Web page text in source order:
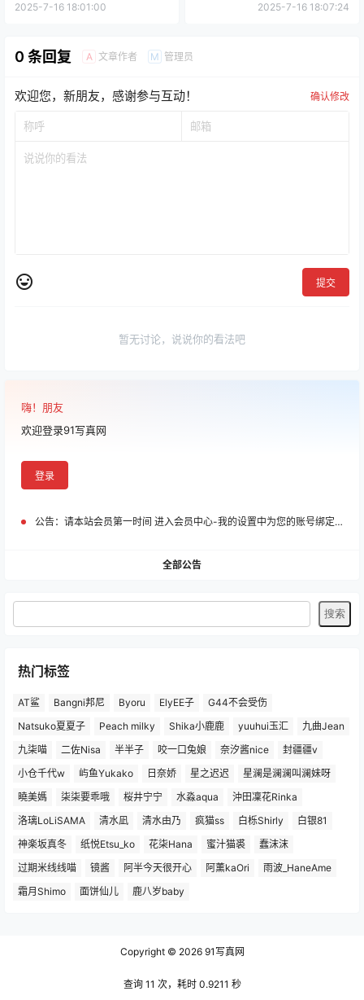
2025-7-16 18:01:00 2025-7-16 18:07:24
0 条回复 A 文章作者 M 管理员
欢迎您，新朋友，感谢参与互动！ 确认修改
提交
暂无讨论，说说你的看法吧
嗨！朋友
欢迎登录91写真网
登录
公告： 请本站会员第一时间 进入会员中心-我的设置中为您的账号绑定邮箱!
全部公告
热门标签
AT鲨 Bangni邦尼 Byoru ElyEE子
G44不会受伤
Natsuko夏夏子
Peach milky Shika小鹿鹿 yuuhui玉汇
九曲Jean
九柒喵
二佐Nisa 半半子 咬一口兔娘 奈汐酱nice
封疆疆v
小仓千代w
屿鱼Yukako 日奈娇 星之迟迟
星澜是澜澜叫澜妹呀
曉美媽
柒柒要乖哦 桜井宁宁 水淼aqua
沖田凜花Rinka
洛璃LoLiSAMA
清水凪 清水由乃 疯猫ss 白栎Shirly
白银81
神楽坂真冬
纸悦Etsu_ko 花柒Hana 蜜汁猫裘
蠢沫沫
过期米线线喵
镜酱 阿半今天很开心 阿薰kaOri
雨波_HaneAme
霜月Shimo
面饼仙儿 鹿八岁baby
Copyright © 202691写真网
查询 11 次，耗时 0.9211 秒